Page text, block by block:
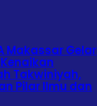
Makassar Gelar
Takwiniyah,
Pilar Ilmu dan